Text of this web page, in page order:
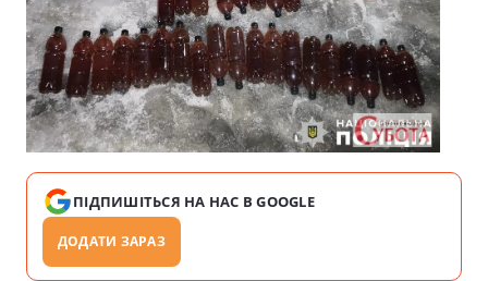
ПІДПИШІТЬСЯ НА НАС В GOOGLE
ДОДАТИ ЗАРАЗ